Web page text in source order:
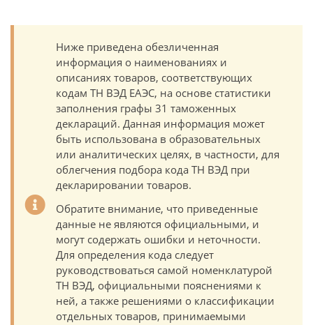
Ниже приведена обезличенная
информация о наименованиях и
описаниях товаров, соответствующих
кодам ТН ВЭД ЕАЭС, на основе статистики
заполнения графы 31 таможенных
деклараций. Данная информация может
быть использована в образовательных
или аналитических целях, в частности, для
облегчения подбора кода ТН ВЭД при
декларировании товаров.
Обратите внимание, что приведенные
данные не являются официальными, и
могут содержать ошибки и неточности.
Для определения кода следует
руководствоваться самой номенклатурой
ТН ВЭД, официальными пояснениями к
ней, а также решениями о классификации
отдельных товаров, принимаемыми